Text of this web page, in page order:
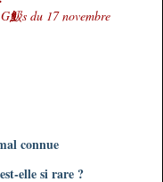
魥s du 17 novembre
connue
elle si rare ?